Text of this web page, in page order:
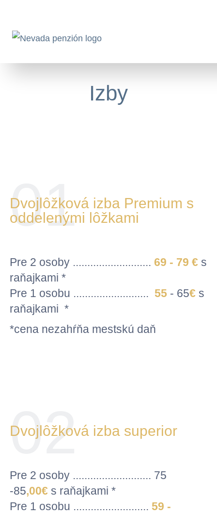
Izby
01
Dvojlôžková izba Premium s
oddelenými lôžkami
Pre 2 osoby ........................... 69 - 79 € s
raňajkami *
Pre 1 osobu .......................... 55 - 65€ s
raňajkami *
*cena nezahŕňa mestskú daň
02
Dvojlôžková izba superior
Pre 2 osoby ........................... 75
-85,00€ s raňajkami *
Pre 1 osobu .......................... 59 -